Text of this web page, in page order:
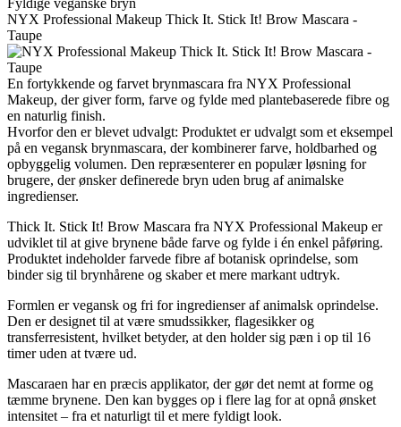
Fyldige veganske bryn
NYX Professional Makeup Thick It. Stick It! Brow Mascara -
Taupe
En fortykkende og farvet brynmascara fra NYX Professional
Makeup, der giver form, farve og fylde med plantebaserede fibre og
en naturlig finish.
Hvorfor den er blevet udvalgt: Produktet er udvalgt som et eksempel
på en vegansk brynmascara, der kombinerer farve, holdbarhed og
opbyggelig volumen. Den repræsenterer en populær løsning for
brugere, der ønsker definerede bryn uden brug af animalske
ingredienser.
Thick It. Stick It! Brow Mascara fra NYX Professional Makeup er
udviklet til at give brynene både farve og fylde i én enkel påføring.
Produktet indeholder farvede fibre af botanisk oprindelse, som
binder sig til brynhårene og skaber et mere markant udtryk.
Formlen er vegansk og fri for ingredienser af animalsk oprindelse.
Den er designet til at være smudssikker, flagesikker og
transferresistent, hvilket betyder, at den holder sig pæn i op til 16
timer uden at tvære ud.
Mascaraen har en præcis applikator, der gør det nemt at forme og
tæmme brynene. Den kan bygges op i flere lag for at opnå ønsket
intensitet – fra et naturligt til et mere fyldigt look.